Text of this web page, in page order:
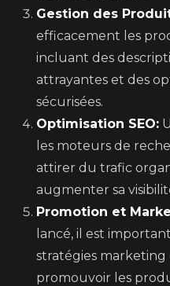
Gestion des
efficacement les
incluant des
attrayantes et des
sécurisées.
Optimisation SEO:
les moteurs de
attirer du trafic
augmenter sa
Promotion et
lancé, il est
stratégies marketing
promouvoir les